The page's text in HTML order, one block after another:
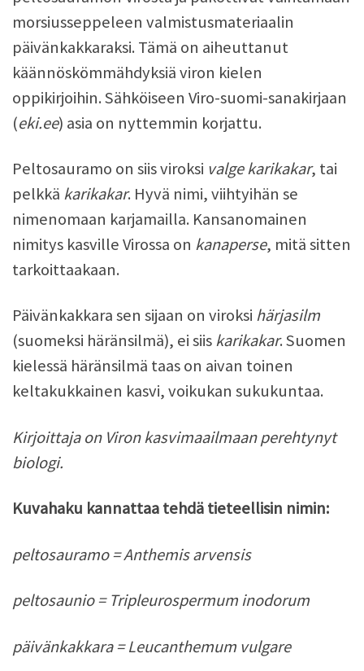
morsiusseppeleen valmistusmateriaalin
päivänkakkaraksi. Tämä on aiheuttanut
käännöskömmähdyksiä viron kielen
oppikirjoihin. Sähköiseen Viro-suomi-sanakirjaan
(eki.ee) asia on nyttemmin korjattu.
Peltosauramo on siis viroksi valge karikakar, tai
pelkkä karikakar. Hyvä nimi, viihtyihän se
nimenomaan karjamailla. Kansanomainen
nimitys kasville Virossa on kanaperse, mitä sitten
tarkoittaakaan.
Päivänkakkara sen sijaan on viroksi härjasilm
(suomeksi häränsilmä), ei siiskarikakar. Suomen
kielessä häränsilmä taas on aivan toinen
keltakukkainen kasvi, voikukan sukukuntaa.
Kirjoittaja on Viron kasvimaailmaan perehtynyt
biologi.
Kuvahaku kannattaa tehdä tieteellisin nimin:
peltosauramo = Anthemis arvensis
peltosaunio = Tripleurospermum inodorum
päivänkakkara = Leucanthemum vulgare